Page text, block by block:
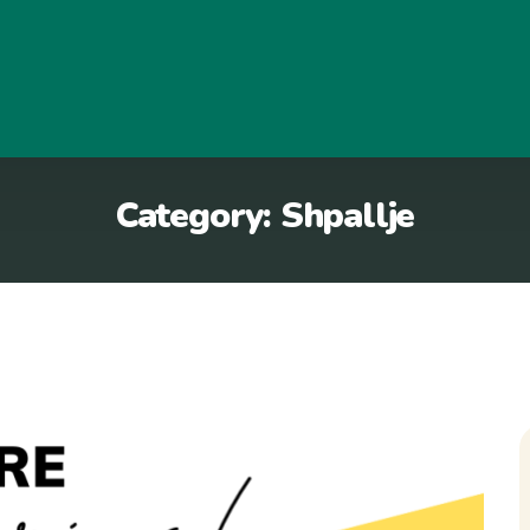
Category: Shpallje